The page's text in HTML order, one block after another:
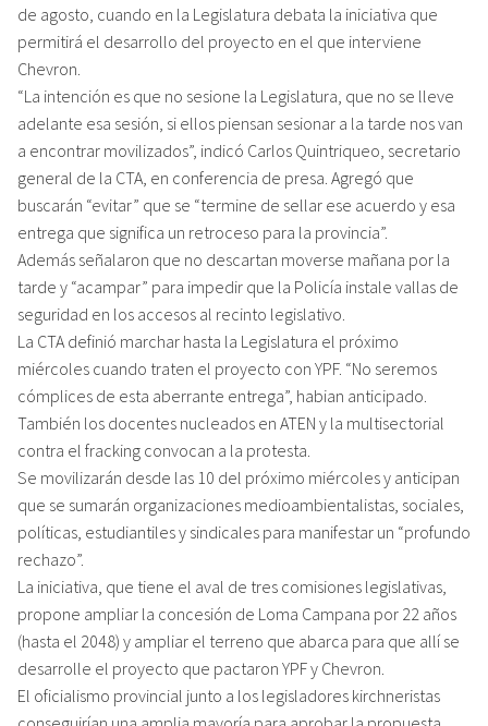
de agosto, cuando en la Legislatura debata la iniciativa que
permitirá el desarrollo del proyecto en el que interviene
Chevron.
“La intención es que no sesione la Legislatura, que no se lleve
adelante esa sesión, si ellos piensan sesionar a la tarde nos van
a encontrar movilizados”, indicó Carlos Quintriqueo, secretario
general de la CTA, en conferencia de presa. Agregó que
buscarán “evitar” que se “termine de sellar ese acuerdo y esa
entrega que significa un retroceso para la provincia”.
Además señalaron que no descartan moverse mañana por la
tarde y “acampar” para impedir que la Policía instale vallas de
seguridad en los accesos al recinto legislativo.
La CTA definió marchar hasta la Legislatura el próximo
miércoles cuando traten el proyecto con YPF. “No seremos
cómplices de esta aberrante entrega”, habian anticipado.
También los docentes nucleados en ATEN y la multisectorial
contra el fracking convocan a la protesta.
Se movilizarán desde las 10 del próximo miércoles y anticipan
que se sumarán organizaciones medioambientalistas, sociales,
políticas, estudiantiles y sindicales para manifestar un “profundo
rechazo”.
La iniciativa, que tiene el aval de tres comisiones legislativas,
propone ampliar la concesión de Loma Campana por 22 años
(hasta el 2048) y ampliar el terreno que abarca para que allí se
desarrolle el proyecto que pactaron YPF y Chevron.
El oficialismo provincial junto a los legisladores kirchneristas